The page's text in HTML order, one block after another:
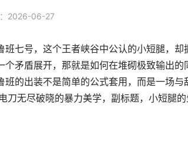
2026-06-27
班七号，这个王者峡谷中公认的小短腿，
个矛盾展开，那就是如何在堆砌极致输出
班的出装不是简单的公式套用，而是一场
刀无尽破晓的暴力美学，副标题，小短腿